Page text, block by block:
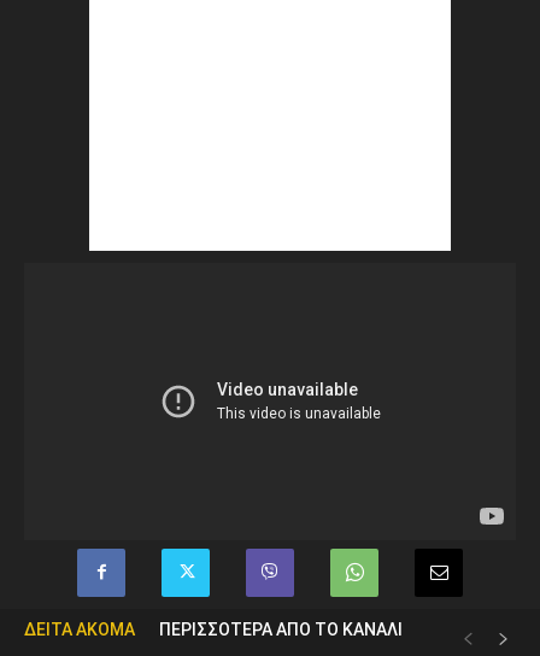
ΔΕΙΤΑ ΑΚΟΜΑ ΠΕΡΙΣΣΟΤΕΡΑ ΑΠΟ ΤΟ ΚΑΝΑΛΙ